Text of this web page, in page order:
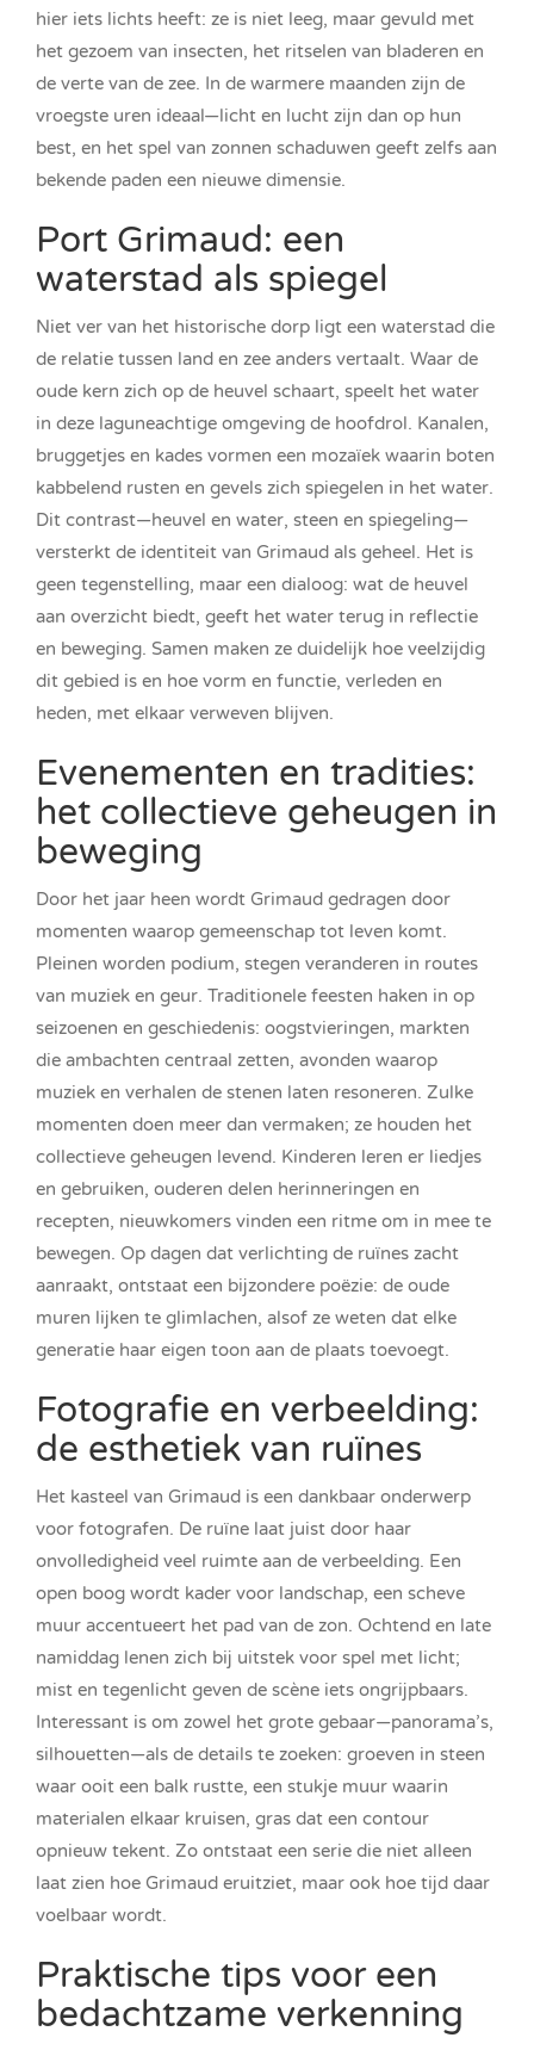
hier iets lichts heeft: ze is niet leeg, maar gevuld met
het gezoem van insecten, het ritselen van bladeren en
de verte van de zee. In de warmere maanden zijn de
vroegste uren ideaal—licht en lucht zijn dan op hun
best, en het spel van zonnen schaduwen geeft zelfs aan
bekende paden een nieuwe dimensie.
Port Grimaud: een
waterstad als spiegel
Niet ver van het historische dorp ligt een waterstad die
de relatie tussen land en zee anders vertaalt. Waar de
oude kern zich op de heuvel schaart, speelt het water
in deze laguneachtige omgeving de hoofdrol. Kanalen,
bruggetjes en kades vormen een mozaïek waarin boten
kabbelend rusten en gevels zich spiegelen in het water.
Dit contrast—heuvel en water, steen en spiegeling—
versterkt de identiteit van Grimaud als geheel. Het is
geen tegenstelling, maar een dialoog: wat de heuvel
aan overzicht biedt, geeft het water terug in reflectie
en beweging. Samen maken ze duidelijk hoe veelzijdig
dit gebied is en hoe vorm en functie, verleden en
heden, met elkaar verweven blijven.
Evenementen en tradities:
het collectieve geheugen in
beweging
Door het jaar heen wordt Grimaud gedragen door
momenten waarop gemeenschap tot leven komt.
Pleinen worden podium, stegen veranderen in routes
van muziek en geur. Traditionele feesten haken in op
seizoenen en geschiedenis: oogstvieringen, markten
die ambachten centraal zetten, avonden waarop
muziek en verhalen de stenen laten resoneren. Zulke
momenten doen meer dan vermaken; ze houden het
collectieve geheugen levend. Kinderen leren er liedjes
en gebruiken, ouderen delen herinneringen en
recepten, nieuwkomers vinden een ritme om in mee te
bewegen. Op dagen dat verlichting de ruïnes zacht
aanraakt, ontstaat een bijzondere poëzie: de oude
muren lijken te glimlachen, alsof ze weten dat elke
generatie haar eigen toon aan de plaats toevoegt.
Fotografie en verbeelding:
de esthetiek van ruïnes
Het kasteel van Grimaud is een dankbaar onderwerp
voor fotografen. De ruïne laat juist door haar
onvolledigheid veel ruimte aan de verbeelding. Een
open boog wordt kader voor landschap, een scheve
muur accentueert het pad van de zon. Ochtend en late
namiddag lenen zich bij uitstek voor spel met licht;
mist en tegenlicht geven de scène iets ongrijpbaars.
Interessant is om zowel het grote gebaar—panorama’s,
silhouetten—als de details te zoeken: groeven in steen
waar ooit een balk rustte, een stukje muur waarin
materialen elkaar kruisen, gras dat een contour
opnieuw tekent. Zo ontstaat een serie die niet alleen
laat zien hoe Grimaud eruitziet, maar ook hoe tijd daar
voelbaar wordt.
Praktische tips voor een
bedachtzame verkenning